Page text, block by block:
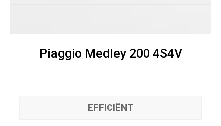
Piaggio Medley 200 4S4V
EFFICIËNT